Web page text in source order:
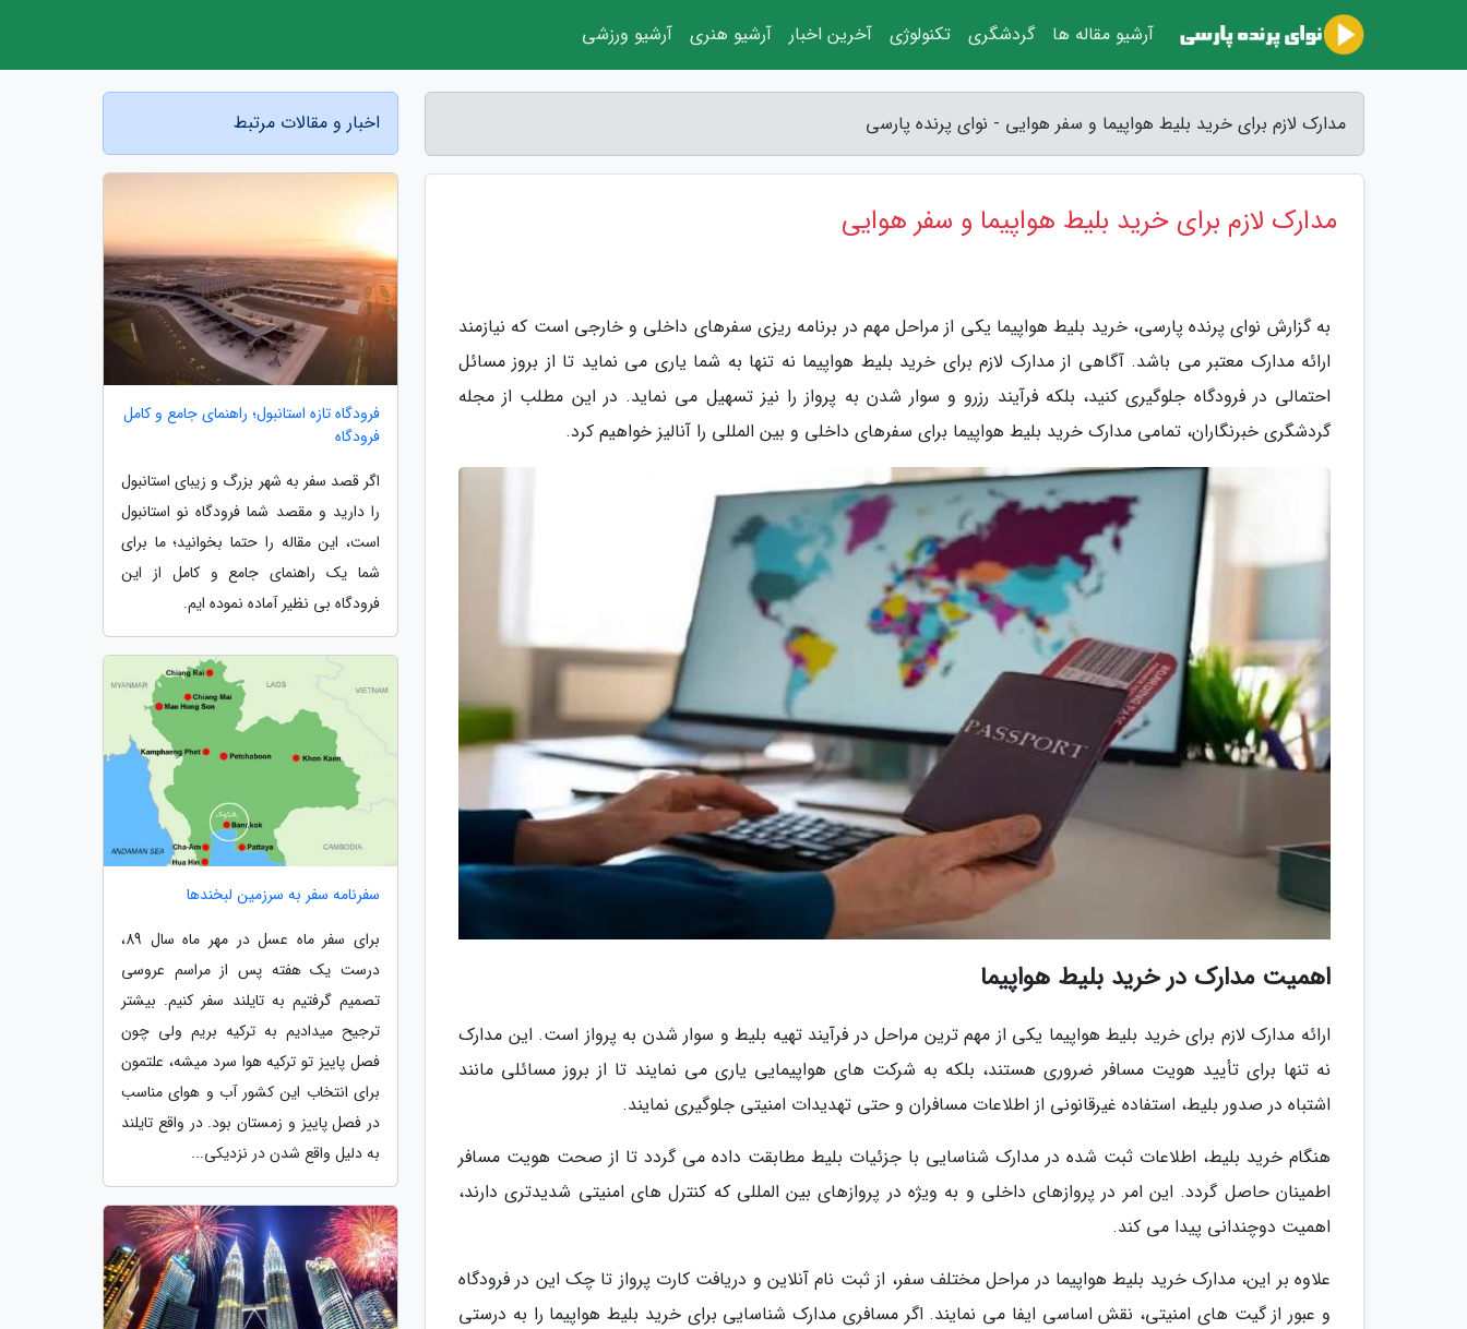
مدارک لازم برای خرید بلیط هواپیما و سفر هوایی - نوای پرنده پارسی
مدارک لازم برای خرید بلیط هواپیما و سفر هوایی
به گزارش نوای پرنده پارسی، خرید بلیط هواپیما یکی از مراحل مهم در برنامه ریزی سفرهای داخلی و خارجی است که نیازمند
ارائه مدارک معتبر می باشد. آگاهی از مدارک لازم برای خرید بلیط هواپیما نه تنها به شما یاری می نماید تا از بروز مسائل
احتمالی در فرودگاه جلوگیری کنید، بلکه فرآیند رزرو و سوار شدن به پرواز را نیز تسهیل می نماید. در این مطلب از مجله
گردشگری خبرنگاران، تمامی مدارک خرید بلیط هواپیما برای سفرهای داخلی و بین المللی را آنالیز خواهیم کرد.
اهمیت مدارک در خرید بلیط هواپیما
ارائه مدارک لازم برای خرید بلیط هواپیما یکی از مهم ترین مراحل در فرآیند تهیه بلیط و سوار شدن به پرواز است. این مدارک
نه تنها برای تأیید هویت مسافر ضروری هستند، بلکه به شرکت های هواپیمایی یاری می نمایند تا از بروز مسائلی مانند
اشتباه در صدور بلیط، استفاده غیرقانونی از اطلاعات مسافران و حتی تهدیدات امنیتی جلوگیری نمایند.
هنگام خرید بلیط، اطلاعات ثبت شده در مدارک شناسایی با جزئیات بلیط مطابقت داده می گردد تا از صحت هویت مسافر
اطمینان حاصل گردد. این امر در پروازهای داخلی و به ویژه در پروازهای بین المللی که کنترل های امنیتی شدیدتری دارند،
اهمیت دوچندانی پیدا می کند.
علاوه بر این، مدارک خرید بلیط هواپیما در مراحل مختلف سفر، از ثبت نام آنلاین و دریافت کارت پرواز تا چک این در فرودگاه
و عبور از گیت های امنیتی، نقش اساسی ایفا می نمایند. اگر مسافری مدارک شناسایی برای خرید بلیط هواپیما را به درستی
اخبار و مقالات مرتبط
فرودگاه تازه استانبول؛ راهنمای جامع و کامل
فرودگاه
اگر قصد سفر به شهر بزرگ و زیبای استانبول
را دارید و مقصد شما فرودگاه نو استانبول
است، این مقاله را حتما بخوانید؛ ما برای
شما یک راهنمای جامع و کامل از این
فرودگاه بی نظیر آماده نموده ایم.
سفرنامه سفر به سرزمین لبخندها
برای سفر ماه عسل در مهر ماه سال 89،
درست یک هفته پس از مراسم عروسی
تصمیم گرفتیم به تایلند سفر کنیم. بیشتر
ترجیح میدادیم به ترکیه بریم ولی چون
فصل پاییز تو ترکیه هوا سرد میشه، علتمون
برای انتخاب این کشور آب و هوای مناسب
در فصل پاییز و زمستان بود. در واقع تایلند
به دلیل واقع شدن در نزدیکی...
آرشیو مقاله ها گردشگری تکنولوژی آخرین اخبار آرشیو هنری آرشیو ورزشی